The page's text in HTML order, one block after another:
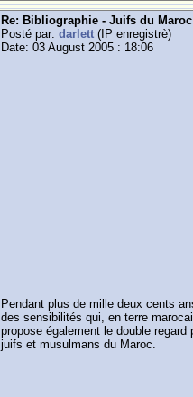
Re: Bibliographie - Juifs du Maroc
Posté par:darlett (IP enregistrè)
Date: 03 August 2005 : 18:06
Pendant plus de mille deux cents
des sensibilités qui, en terre
propose également le double
juifs et musulmans du Maroc.